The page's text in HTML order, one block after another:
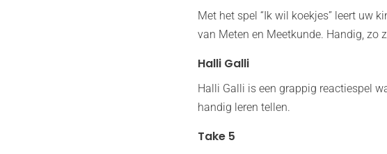
Met het spel “Ik wil koekjes” leert uw
van Meten en Meetkunde. Handig, zo
Halli Galli
Halli Galli is een grappig reactiespel
handig leren tellen.
Take 5